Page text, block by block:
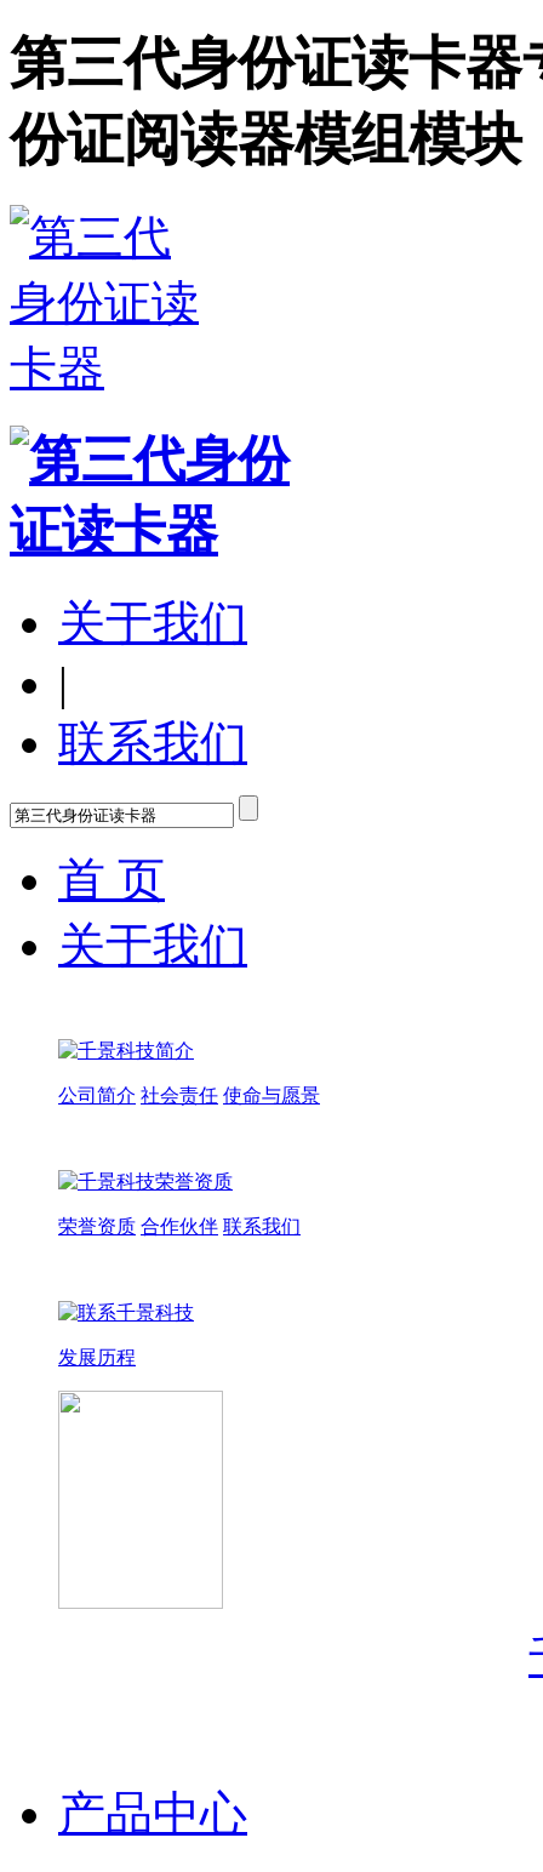
第三代身份证读卡
份证阅读器模组模
关于我们
|
联系我们
首 页
关于我们
公司简介 社会责任 使命与愿景
荣誉资质 合作伙伴 联系我们
发展历程
产品中心